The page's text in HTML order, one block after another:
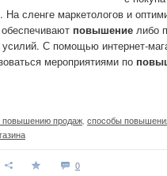
На сленге маркетологов и
повышение либо
С помощью интернет-
мероприятиями по
повышению продаж способы
0